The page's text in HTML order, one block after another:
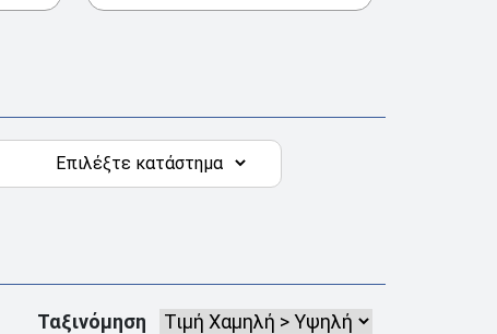
Ταξινόμηση